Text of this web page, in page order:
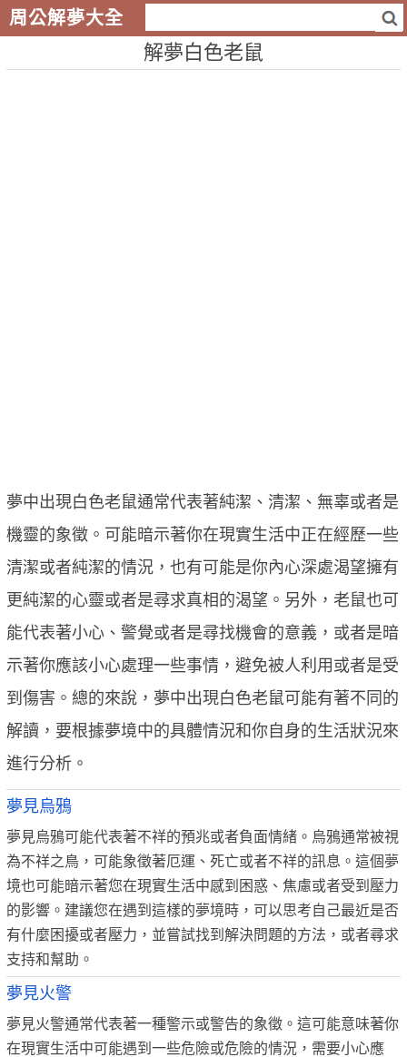
周公解夢大全
解夢白色老鼠
夢中出現白色老鼠通常代表著純潔、清潔、無辜或者是
機靈的象徵。可能暗示著你在現實生活中正在經歷一些
清潔或者純潔的情況，也有可能是你內心深處渴望擁有
更純潔的心靈或者是尋求真相的渴望。另外，老鼠也可
能代表著小心、警覺或者是尋找機會的意義，或者是暗
示著你應該小心處理一些事情，避免被人利用或者是受
到傷害。總的來說，夢中出現白色老鼠可能有著不同的
解讀，要根據夢境中的具體情況和你自身的生活狀況來
進行分析。
夢見烏鴉
夢見烏鴉可能代表著不祥的預兆或者負面情緒。烏鴉通常被視
為不祥之鳥，可能象徵著厄運、死亡或者不祥的訊息。這個夢
境也可能暗示著您在現實生活中感到困惑、焦慮或者受到壓力
的影響。建議您在遇到這樣的夢境時，可以思考自己最近是否
有什麼困擾或者壓力，並嘗試找到解決問題的方法，或者尋求
支持和幫助。
夢見火警
夢見火警通常代表著一種警示或警告的象徵。這可能意味著你
在現實生活中可能遇到一些危險或危險的情況，需要小心應